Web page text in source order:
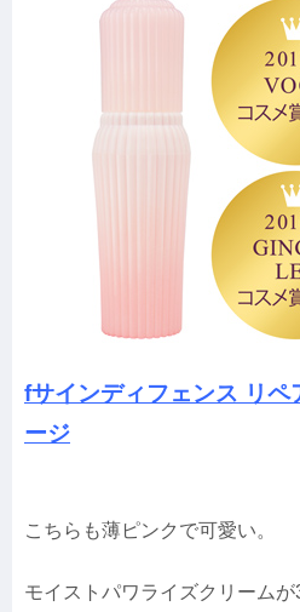
fサインディフェンス リペ
ージ
こちらも薄ピンクで可愛い。
モイストパワライズクリーム